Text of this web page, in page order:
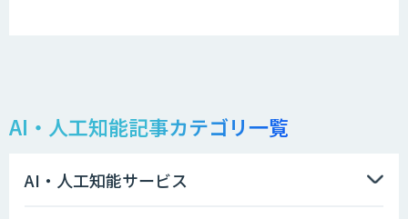
AI・人工知能記事カテゴリ一覧
AI・人工知能サービス